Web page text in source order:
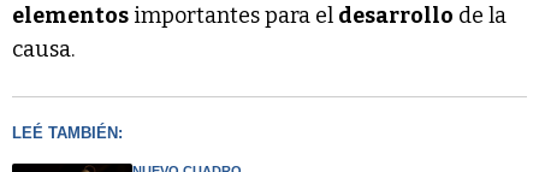
elementos importantes para el desarrollo de la
causa.
LEÉ TAMBIÉN: